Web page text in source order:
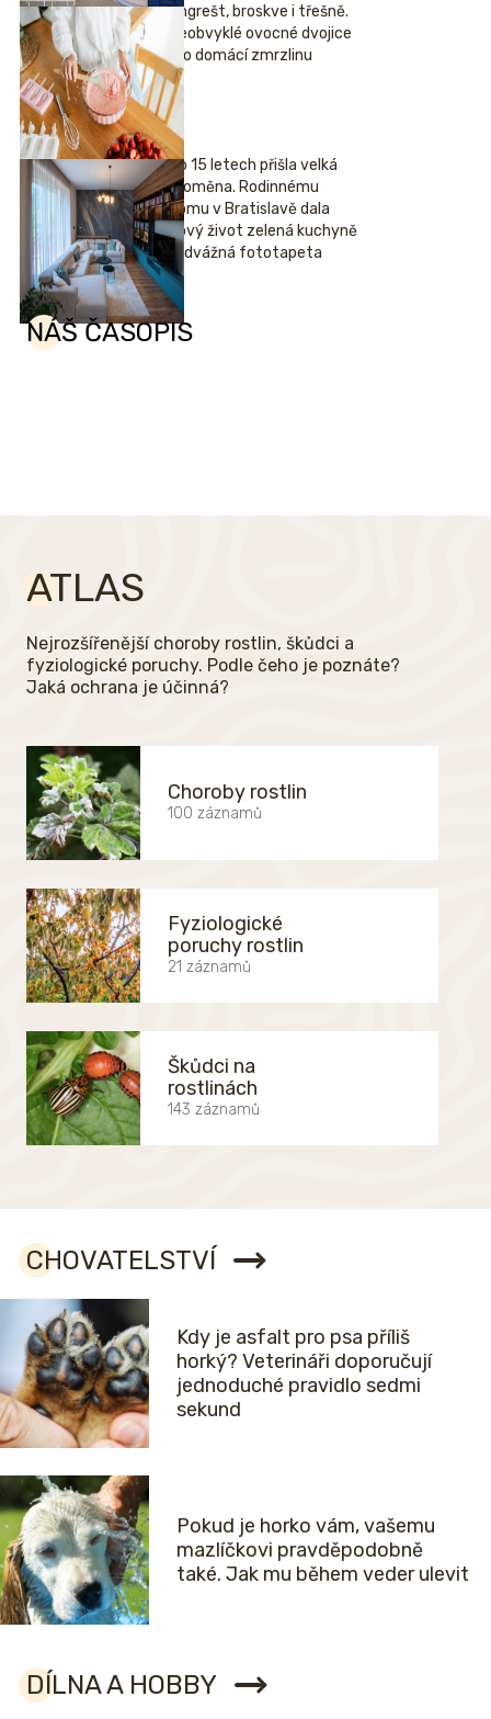
Angrešt, broskve i třešně.
Neobvyklé ovocné dvojice
pro domácí zmrzlinu
Po 15 letech přišla velká
proměna. Rodinnému
domu v Bratislavě dala
nový život zelená kuchyně
i odvážná fototapeta
NÁŠ ČASOPIS
ATLAS
Nejrozšířenější choroby rostlin, škůdci a
fyziologické poruchy. Podle čeho je poznáte?
Jaká ochrana je účinná?
Choroby rostlin
100 záznamů
Fyziologické
poruchy rostlin
21 záznamů
Škůdci na
rostlinách
143 záznamů
CHOVATELSTVÍ
Kdy je asfalt pro psa příliš
horký? Veterináři doporučují
jednoduché pravidlo sedmi
sekund
Pokud je horko vám, vašemu
mazlíčkovi pravděpodobně
také. Jak mu během veder ulevit
DÍLNA A HOBBY